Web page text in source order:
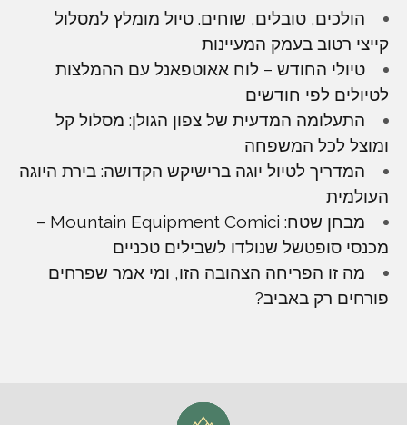
הולכים, טובלים, שוחים. טיול מומלץ למסלול
קייצי רטוב בעמק המעיינות
טיולי החודש – לוח אאוטפאנל עם ההמלצות
לטיולים לפי חודשים
התעלומה המדעית של צפון הגולן: מסלול קל
ומוצל לכל המשפחה
המדריך לטיול יוגה ברישיקש הקדושה: בירת היוגה
העולמית
מבחן שטח: Mountain Equipment Comici –
מכנסי סופטשל שנולדו לשבילים טכניים
מה זו הפריחה הצהובה הזו, ומי אמר שפרחים
פורחים רק באביב?